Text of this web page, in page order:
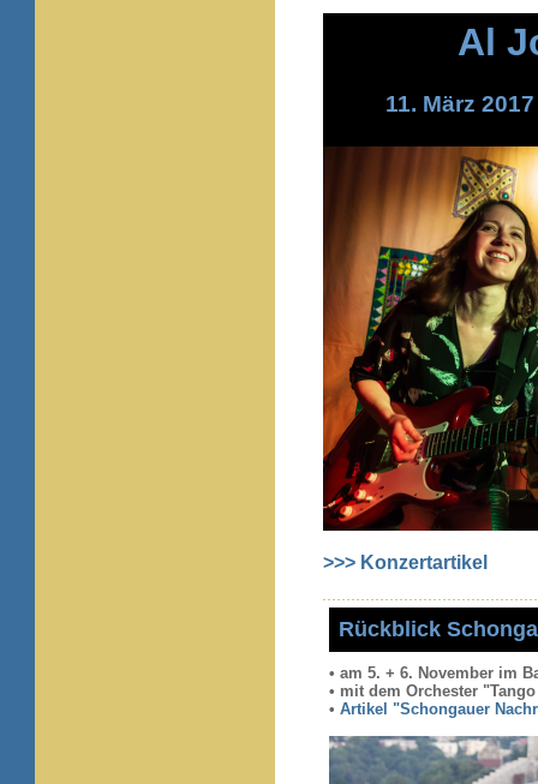
Al
11. März
>>> Konzertartikel
Rückblick
• am 5. + 6. November im
• mit dem Orchester
• Artikel "Schongauer